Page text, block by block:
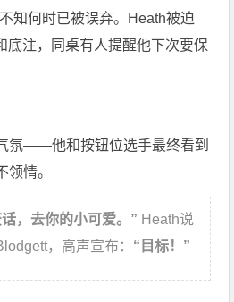
知何时已被误弃。Heath被迫
底注，同桌有人提醒他下次要保
氛——他和按钮位选手最终看到
情。
，去你的小可爱。” Heath说
，高声宣布： “目标！”